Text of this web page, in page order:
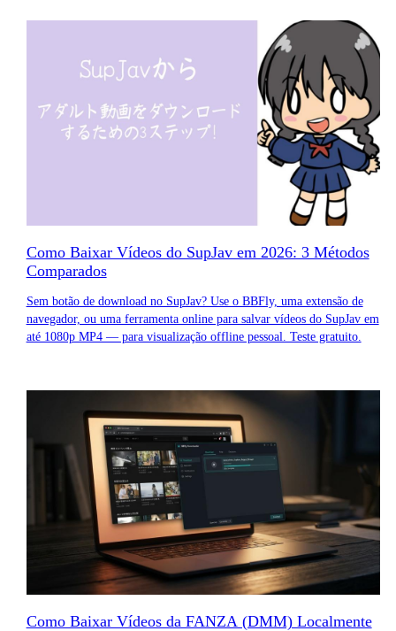
Como Baixar Vídeos do SupJav em 2026: 3 Métodos
Comparados
Sem botão de download no SupJav? Use o BBFly, uma extensão de
navegador, ou uma ferramenta online para salvar vídeos do SupJav em
até 1080p MP4 — para visualização offline pessoal. Teste gratuito.
Como Baixar Vídeos da FANZA (DMM) Localmente